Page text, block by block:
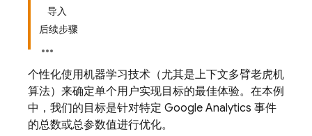
导入
后续步骤
个性化使用机器学习技术（尤其是上下文多臂老虎机
算法）来确定单个用户实现目标的最佳体验。在本例
中，我们的目标是针对特定 Google Analytics 事件
的总数或总参数值进行优化。